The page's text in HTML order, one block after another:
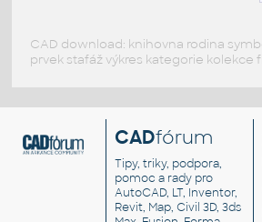
CAD download: knihovna rodina
prvek stafáž výkres kategorie kolekce
CADfórum
Tipy, triky, podpora,
pomoc a rady pro
AutoCAD, LT, Inventor,
Revit, Map, Civil 3D, 3ds